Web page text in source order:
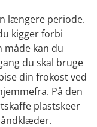
længere periode.
kigger forbi
måde kan du
du skal bruge
din frokost ved
På den
plastskeer